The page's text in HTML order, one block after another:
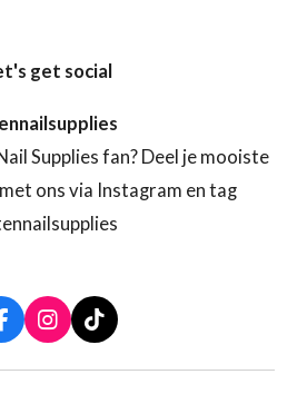
get social
Supplies fan? Deel je mooiste
ons via Instagram en tag
F
a
c
I
n
s
T
i
k